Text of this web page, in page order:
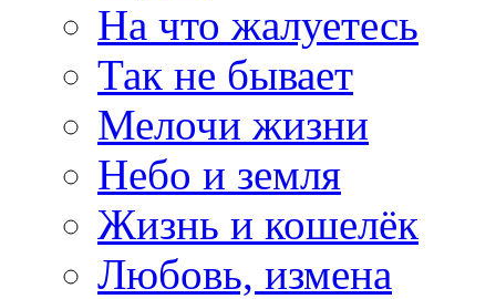
На что жалуетесь
Так не бывает
Мелочи жизни
Небо и земля
Жизнь и кошелёк
Любовь, измена